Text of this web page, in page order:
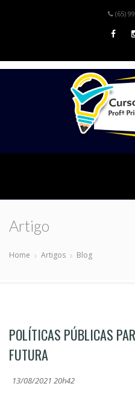
(65)
Artigo
Home Artigos Blog
POLÍTICAS PÚBLICAS
FUTURA
13/08/2021 20h42